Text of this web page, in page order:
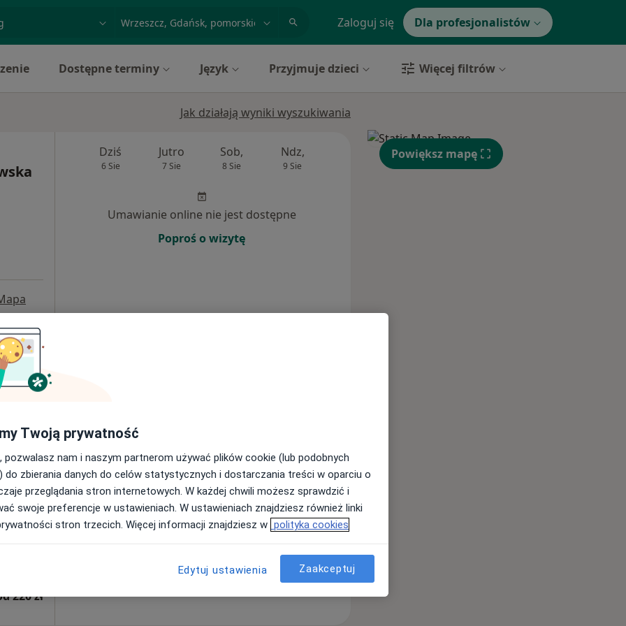
miasto lub dzielnica Zaloguj się Dla profesjonalistów
Dostępne terminy Język Przyjmuje dzieci Więcej filtrów
Jak działają wyniki wyszukiwania
Konsultacja psychologiczna (pierwsza wizyta) 220 zł
Dziś
6 Sie
Jutro
7 Sie
Sob,
8 Sie
Ndz,
9 Sie
Wt, Śr,
Umawianie online nie jest dostępne
Poproś o wizytę
220 zł
Umawianie online nie jest dostępne
Poproś o wizytę
Powiększ mapę
Twoją prywatność
pozwalasz nam i naszym partnerom używać plików cookie (lub podobnych
do zbierania danych do celów statystycznych i dostarczania treści w oparciu o
przeglądania stron internetowych. W każdej chwili możesz sprawdzić i
swoje preferencje w ustawieniach. W ustawieniach znajdziesz również linki
stron trzecich. Więcej informacji znajdziesz w polityka cookies
Edytuj ustawienia Zaakceptuj